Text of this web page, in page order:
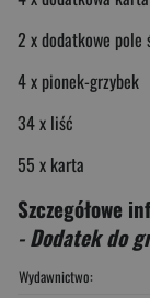
2 x dodatkowe pole
4 x pionek-grzybek
34 x liść
55 x karta
Szczegółowe
- Dodatek do
Wydawnictwo: